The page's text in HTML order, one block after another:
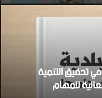
تحقيق التنمية
للمهام